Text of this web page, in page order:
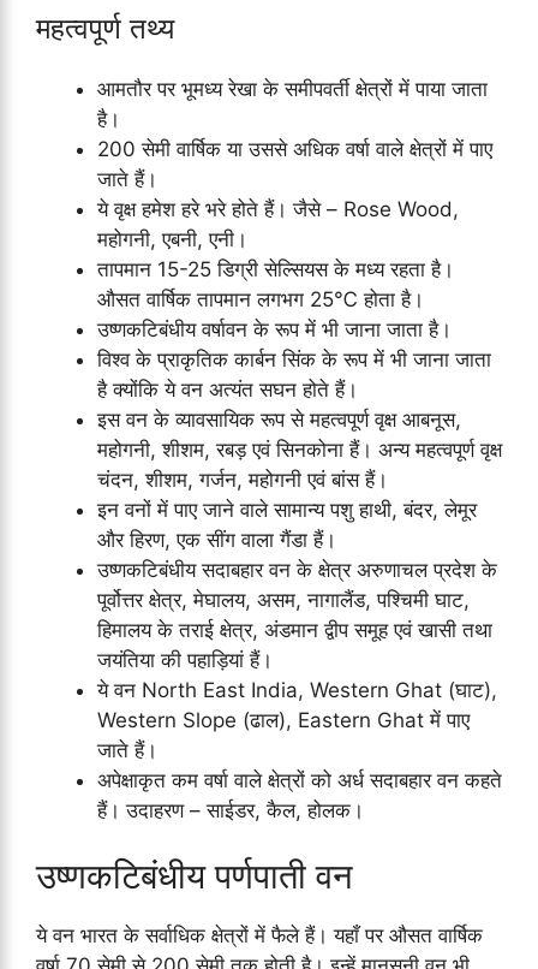
महत्वपूर्ण तथ्य
आमतौर पर भूमध्य रेखा के समीपवर्ती क्षेत्रों में पाया जाता
है।
200 सेमी वार्षिक या उससे अधिक वर्षा वाले क्षेत्रों में पाए
जाते हैं।
ये वृक्ष हमेश हरे भरे होते हैं। जैसे – Rose Wood,
महोगनी, एबनी, एनी।
तापमान 15-25 डिग्री सेल्सियस के मध्य रहता है।
औसत वार्षिक तापमान लगभग 25℃ होता है।
उष्णकटिबंधीय वर्षावन के रूप में भी जाना जाता है।
विश्व के प्राकृतिक कार्बन सिंक के रूप में भी जाना जाता
है क्योंकि ये वन अत्यंत सघन होते हैं।
इस वन के व्यावसायिक रूप से महत्वपूर्ण वृक्ष आबनूस,
महोगनी, शीशम, रबड़ एवं सिनकोना हैं। अन्य महत्वपूर्ण वृक्ष
चंदन, शीशम, गर्जन, महोगनी एवं बांस हैं।
इन वनों में पाए जाने वाले सामान्य पशु हाथी, बंदर, लेमूर
और हिरण, एक सींग वाला गैंडा हैं।
उष्णकटिबंधीय सदाबहार वन के क्षेत्र अरुणाचल प्रदेश के
पूर्वोत्तर क्षेत्र, मेघालय, असम, नागालैंड, पश्चिमी घाट,
हिमालय के तराई क्षेत्र, अंडमान द्वीप समूह एवं खासी तथा
जयंतिया की पहाड़ियां हैं।
ये वन North East India, Western Ghat (घाट),
Western Slope (ढाल), Eastern Ghat में पाए
जाते हैं।
अपेक्षाकृत कम वर्षा वाले क्षेत्रों को अर्ध सदाबहार वन कहते
हैं। उदाहरण – साईडर, कैल, होलक।
उष्णकटिबंधीय पर्णपाती वन
ये वन भारत के सर्वाधिक क्षेत्रों में फैले हैं। यहाँ पर औसत वार्षिक